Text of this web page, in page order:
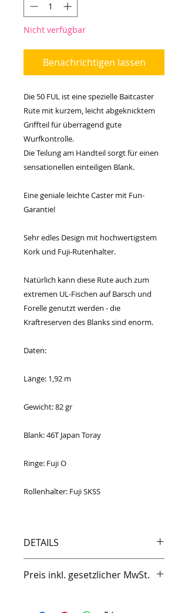
Nicht verfügbar
Benachrichtigen lassen
Die 50 FUL ist eine spezielle Baitcaster
Rute mit kurzem, leicht abgeknicktem
Griffteil für überragend gute
Wurfkontrolle.
Die Teilung am Handteil sorgt für einen
sensationellen einteiligen Blank.
Eine geniale leichte Caster mit Fun-
Garantie!
Sehr edles Design mit hochwertigstem
Kork und Fuji-Rutenhalter.
Natürlich kann diese Rute auch zum
extremen UL-Fischen auf Barsch und
Forelle genutzt werden - die
Kraftreserven des Blanks sind enorm.
Daten:
Länge: 1,92 m
Gewicht: 82 gr
Blank: 46T Japan Toray
Ringe: Fuji O
Rollenhalter: Fuji SKSS
DETAILS
- 1,50 m
Preis inkl. gesetzlicher MwSt.